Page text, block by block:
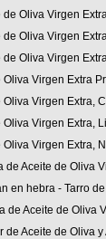
de Oliva Virgen
de Oliva Virgen
de Oliva Virgen
Oliva Virgen Extra
Oliva Virgen Extra,
Oliva Virgen Extra,
Oliva Virgen Extra,
de Aceite de Oliva
en hebra - Tarro
de Aceite de Oliva
de Aceite de Oliva